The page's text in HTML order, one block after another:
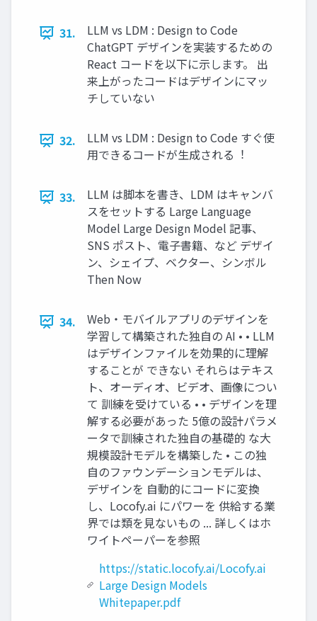
31.
LLM vs LDM : Design to Code
ChatGPT デザインを実装するための
React コードを以下に⽰します。 出
来上がったコードはデザインにマッ
チしていない
32.
LLM vs LDM : Design to Code すぐ使
⽤できるコードが⽣成される︕
33.
LLM は脚本を書き、LDM はキャンバ
スをセットする Large Language
Model Large Design Model 記事、
SNS ポスト、電⼦書籍、など デザイ
ン、シェイプ、ベクター、シンボル
Then Now
34.
Web・モバイルアプリのデザインを
学習して構築された独⾃の AI • • LLM
はデザインファイルを効果的に理解
することが できない それらはテキス
ト、オーディオ、ビデオ、画像につい
て 訓練を受けている • • デザインを理
解する必要があった 5億の設計パラメ
ータで訓練された独⾃の基礎的 な⼤
規模設計モデルを構築した • この独
⾃のファウンデーションモデルは、
デザインを ⾃動的にコードに変換
し、Locofy.ai にパワーを 供給する業
界では類を⾒ないもの ... 詳しくはホ
ワイトペーパーを参照
https://static.locofy.ai/Locofy.ai
Large Design Models
Whitepaper.pdf